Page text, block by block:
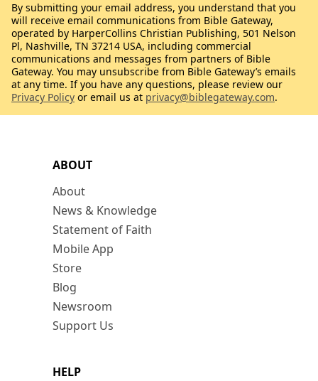
ABOUT
About
News & Knowledge
Statement of Faith
Mobile App
Store
Blog
Newsroom
Support Us
HELP
By submitting your email address, you understand that you
will receive email communications from Bible Gateway,
operated by HarperCollins Christian Publishing, 501 Nelson
Pl, Nashville, TN 37214 USA, including commercial
communications and messages from partners of Bible
Gateway. You may unsubscribe from Bible Gateway’s emails
at any time. If you have any questions, please review our
Privacy Policy or email us at privacy@biblegateway.com.